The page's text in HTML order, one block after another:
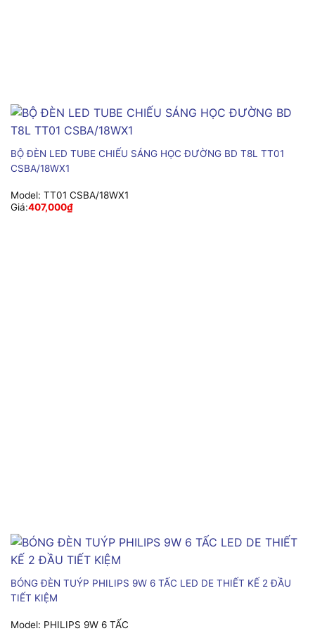
BỘ ĐÈN LED TUBE CHIẾU SÁNG HỌC ĐƯỜNG BD T8L TT01
CSBA/18WX1
Model: TT01 CSBA/18WX1
Giá:407,000₫
BÓNG ĐÈN TUÝP PHILIPS 9W 6 TẤC LED DE THIẾT KẾ 2 ĐẦU
TIẾT KIỆM
Model: PHILIPS 9W 6 TẤC